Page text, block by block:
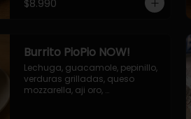
$8.990
Burrito PioPio NOW!
Lechuga, guacamole, pepinillo,
verduras grilladas, queso
mozzarella, aji oro,